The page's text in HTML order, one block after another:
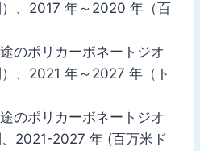
、2017 年～2020 年（百
のポリカーボネートジオ
、2021 年～2027 年（ト
のポリカーボネートジオ
2021-2027 年 (百万米ド